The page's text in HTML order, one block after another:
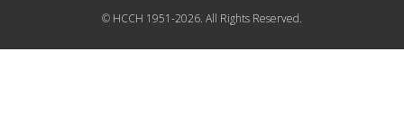
© HCCH 1951-2026. All Rights Reserved.